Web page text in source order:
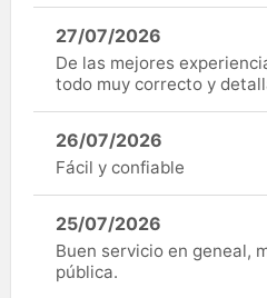
27/07/2026
De las mejores
todo muy correcto y
26/07/2026
Fácil y confiable
25/07/2026
Buen servicio en geneal,
pública.